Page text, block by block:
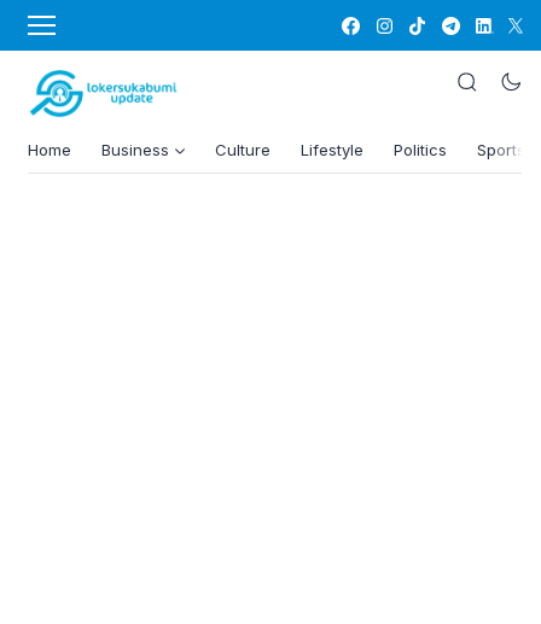
Home Business Culture Lifestyle Politics Sports